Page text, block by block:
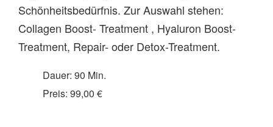
Schönheitsbedürfnis. Zur Auswahl stehen:
Collagen Boost- Treatment , Hyaluron Boost-
Treatment, Repair- oder Detox-Treatment.
Dauer: 90 Min.
Preis: 99,00 €